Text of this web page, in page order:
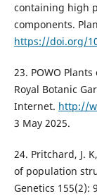
containing high
components.
https://doi.org/
23. POWO
Royal Botanic
Internet. http://
3 May 2025.
24. Pritchard, J.
of population
Genetics 155(2):